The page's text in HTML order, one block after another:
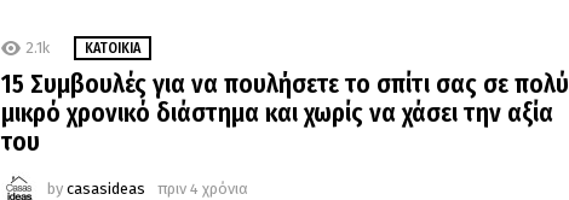
2.1k ΚΑΤΟΙΚΊΑ
15 Συμβουλές για να πουλήσετε το σπίτι σας σε πολύ
μικρό χρονικό διάστημα και χωρίς να χάσει την αξία
του
by casasideas πριν 4 χρόνια